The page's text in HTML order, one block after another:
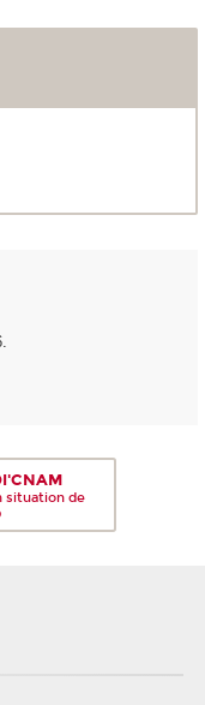
situation de